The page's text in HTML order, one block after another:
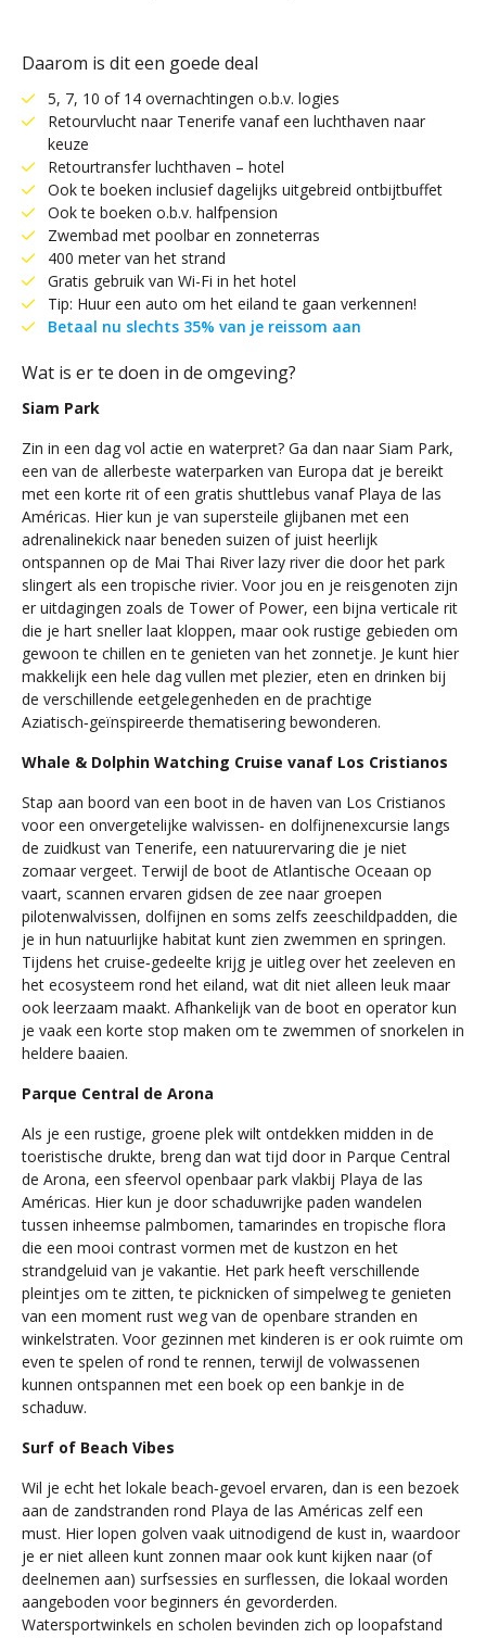
Daarom is dit een goede deal
5, 7, 10 of 14 overnachtingen o.b.v. logies
Retourvlucht naar Tenerife vanaf een luchthaven naar
keuze
Retourtransfer luchthaven – hotel
Ook te boeken inclusief dagelijks uitgebreid ontbijtbuffet
Ook te boeken o.b.v. halfpension
Zwembad met poolbar en zonneterras
400 meter van het strand
Gratis gebruik van Wi-Fi in het hotel
Tip: Huur een auto om het eiland te gaan verkennen!
Betaal nu slechts 35% van je reissom aan
Wat is er te doen in de omgeving?
Siam Park
Zin in een dag vol actie en waterpret? Ga dan naar Siam Park,
een van de allerbeste waterparken van Europa dat je bereikt
met een korte rit of een gratis shuttlebus vanaf Playa de las
Américas. Hier kun je van supersteile glijbanen met een
adrenalinekick naar beneden suizen of juist heerlijk
ontspannen op de Mai Thai River lazy river die door het park
slingert als een tropische rivier. Voor jou en je reisgenoten zijn
er uitdagingen zoals de Tower of Power, een bijna verticale rit
die je hart sneller laat kloppen, maar ook rustige gebieden om
gewoon te chillen en te genieten van het zonnetje. Je kunt hier
makkelijk een hele dag vullen met plezier, eten en drinken bij
de verschillende eetgelegenheden en de prachtige
Aziatisch‑geïnspireerde thematisering bewonderen.
Whale & Dolphin Watching Cruise vanaf Los Cristianos
Stap aan boord van een boot in de haven van Los Cristianos
voor een onvergetelijke walvissen‑ en dolfijnenexcursie langs
de zuidkust van Tenerife, een natuurervaring die je niet
zomaar vergeet. Terwijl de boot de Atlantische Oceaan op
vaart, scannen ervaren gidsen de zee naar groepen
pilotenwalvissen, dolfijnen en soms zelfs zeeschildpadden, die
je in hun natuurlijke habitat kunt zien zwemmen en springen.
Tijdens het cruise‑gedeelte krijg je uitleg over het zeeleven en
het ecosysteem rond het eiland, wat dit niet alleen leuk maar
ook leerzaam maakt. Afhankelijk van de boot en operator kun
je vaak een korte stop maken om te zwemmen of snorkelen in
heldere baaien.
Parque Central de Arona
Als je een rustige, groene plek wilt ontdekken midden in de
toeristische drukte, breng dan wat tijd door in Parque Central
de Arona, een sfeervol openbaar park vlakbij Playa de las
Américas. Hier kun je door schaduwrijke paden wandelen
tussen inheemse palmbomen, tamarindes en tropische flora
die een mooi contrast vormen met de kustzon en het
strandgeluid van je vakantie. Het park heeft verschillende
pleintjes om te zitten, te picknicken of simpelweg te genieten
van een moment rust weg van de openbare stranden en
winkelstraten. Voor gezinnen met kinderen is er ook ruimte om
even te spelen of rond te rennen, terwijl de volwassenen
kunnen ontspannen met een boek op een bankje in de
schaduw.
Surf of Beach Vibes
Wil je echt het lokale beach‑gevoel ervaren, dan is een bezoek
aan de zandstranden rond Playa de las Américas zelf een
must. Hier lopen golven vaak uitnodigend de kust in, waardoor
je er niet alleen kunt zonnen maar ook kunt kijken naar (of
deelnemen aan) surfsessies en surflessen, die lokaal worden
aangeboden voor beginners én gevorderden.
Watersportwinkels en scholen bevinden zich op loopafstand